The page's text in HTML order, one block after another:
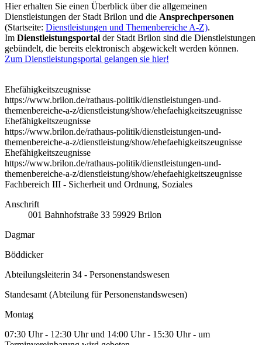
Hier erhalten Sie einen Überblick über die allgemeinen
Dienstleistungen der Stadt Brilon und die Ansprechpersonen
(Startseite: Dienstleistungen und Themenbereiche A-Z).
Im Dienstleistungsportal der Stadt Brilon sind die Dienstleistungen
gebündelt, die bereits elektronisch abgewickelt werden können.
Zum Dienstleistungsportal gelangen sie hier!
Ehefähigkeitszeugnisse
https://www.brilon.de/rathaus-politik/dienstleistungen-und-
themenbereiche-a-z/dienstleistung/show/ehefaehigkeitszeugnisse
Ehefähigkeitszeugnisse
https://www.brilon.de/rathaus-politik/dienstleistungen-und-
themenbereiche-a-z/dienstleistung/show/ehefaehigkeitszeugnisse
Ehefähigkeitszeugnisse
https://www.brilon.de/rathaus-politik/dienstleistungen-und-
themenbereiche-a-z/dienstleistung/show/ehefaehigkeitszeugnisse
Fachbereich III - Sicherheit und Ordnung, Soziales
Anschrift
001 Bahnhofstraße 33 59929 Brilon
Dagmar
Böddicker
Abteilungsleiterin 34 - Personenstandswesen
Standesamt (Abteilung für Personenstandswesen)
Montag
07:30 Uhr - 12:30 Uhr und 14:00 Uhr - 15:30 Uhr - um